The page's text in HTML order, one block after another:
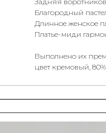
Благородный
Длинное женское
Платье-миди
Выполнено их
цвет кремовый,